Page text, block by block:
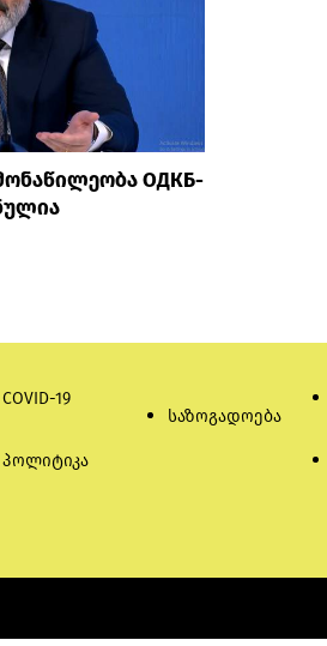
ОДКБ-
COVID-19
პოლიტიკა
საზოგადოება